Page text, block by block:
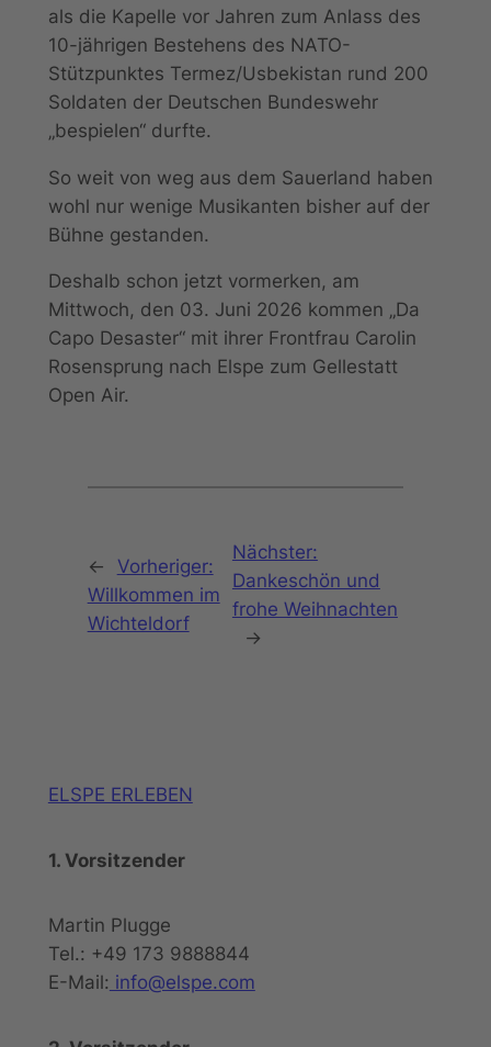
als die Kapelle vor Jahren zum Anlass des
10-jährigen Bestehens des NATO-
Stützpunktes Termez/Usbekistan rund 200
Soldaten der Deutschen Bundeswehr
„bespielen“ durfte.
So weit von weg aus dem Sauerland haben
wohl nur wenige Musikanten bisher auf der
Bühne gestanden.
Deshalb schon jetzt vormerken, am
Mittwoch, den 03. Juni 2026 kommen „Da
Capo Desaster“ mit ihrer Frontfrau Carolin
Rosensprung nach Elspe zum Gellestatt
Open Air.
←
Vorheriger:
Willkommen im
Wichteldorf
Nächster:
Dankeschön und
frohe Weihnachten
→
ELSPE ERLEBEN
1. Vorsitzender
Martin Plugge
Tel.: +49 173 9888844
E-Mail: info@elspe.com